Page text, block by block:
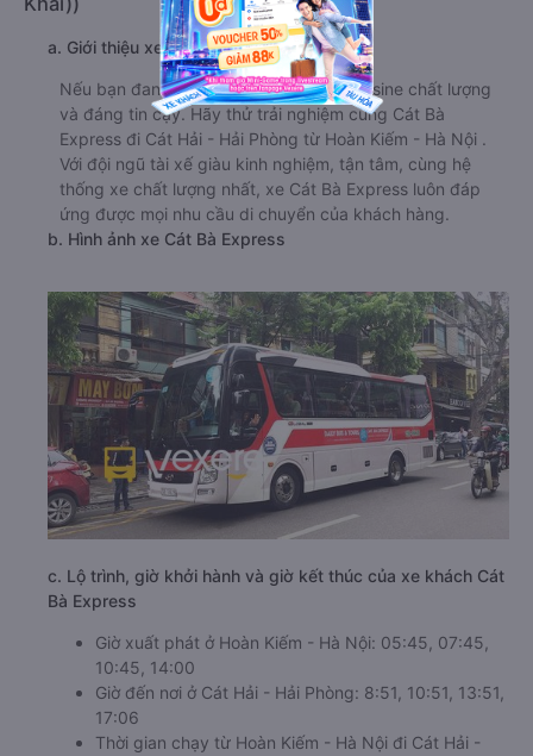
a. Giới thiệu xe Cát Bà Express
Nếu bạn đang tìm kiếm dịch vụ xe limousine chất lượng
và đáng tin cậy. Hãy thử trải nghiệm cùng Cát Bà
Express đi Cát Hải - Hải Phòng từ Hoàn Kiếm - Hà Nội .
Với đội ngũ tài xế giàu kinh nghiệm, tận tâm, cùng hệ
thống xe chất lượng nhất, xe Cát Bà Express luôn đáp
ứng được mọi nhu cầu di chuyển của khách hàng.
b. Hình ảnh xe Cát Bà Express
c. Lộ trình, giờ khởi hành và giờ kết thúc của xe khách Cát
Bà Express
Giờ xuất phát ở Hoàn Kiếm - Hà Nội: 05:45, 07:45,
10:45, 14:00
Giờ đến nơi ở Cát Hải - Hải Phòng: 8:51, 10:51, 13:51,
17:06
Thời gian chạy từ Hoàn Kiếm - Hà Nội đi Cát Hải -